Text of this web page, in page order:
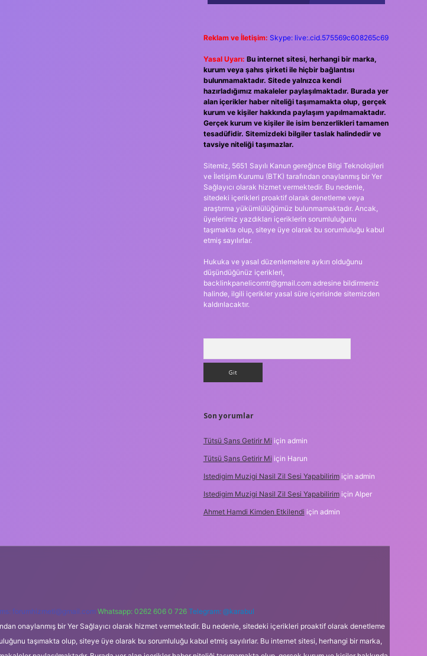
Reklam ve İletişim: Skype: live:.cid.575569c608265c69
Yasal Uyarı: Bu internet sitesi, herhangi bir marka,
kurum veya şahıs şirketi ile hiçbir bağlantısı
bulunmamaktadır. Sitede yalnızca kendi
hazırladığımız makaleler paylaşılmaktadır. Burada yer
alan içerikler haber niteliği taşımamakta olup, gerçek
kurum ve kişiler hakkında paylaşım yapılmamaktadır.
Gerçek kurum ve kişiler ile isim benzerlikleri tamamen
tesadüfidir. Sitemizdeki bilgiler taslak halindedir ve
tavsiye niteliği taşımazlar.
Sitemiz, 5651 Sayılı Kanun gereğince Bilgi Teknolojileri
ve İletişim Kurumu (BTK) tarafından onaylanmış bir Yer
Sağlayıcı olarak hizmet vermektedir. Bu nedenle,
sitedeki içerikleri proaktif olarak denetleme veya
araştırma yükümlülüğümüz bulunmamaktadır. Ancak,
üyelerimiz yazdıkları içeriklerin sorumluluğunu
taşımakta olup, siteye üye olarak bu sorumluluğu kabul
etmiş sayılırlar.
Hukuka ve yasal düzenlemelere aykırı olduğunu
düşündüğünüz içerikleri,
backlinkpanelicomtr@gmail.comadresine bildirmeniz
halinde, ilgili içerikler yasal süre içerisinde sitemizden
kaldırılacaktır.
Son yorumlar
Tütsü Şans Getirir Mi için admin
Tütsü Şans Getirir Mi için Harun
Istedigim Muzigi Nasil Zil Sesi Yapabilirimiçin admin
Istedigim Muzigi Nasil Zil Sesi Yapabilirimiçin Alper
Ahmet Hamdi Kimden Etkilendi için admin
forumhizmeti@gmail.com Whatsapp: 0262 606 0 726 Telegram: @karabul
onaylanmış bir Yer Sağlayıcı olarak hizmet vermektedir. Bu nedenle, sitedeki içerikleri proaktif olarak denetleme
taşımakta olup, siteye üye olarak bu sorumluluğu kabul etmiş sayılırlar. Bu internet sitesi, herhangi bir marka,